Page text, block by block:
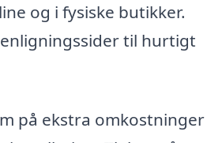
og i fysiske butikker.
til hurtigt
på ekstra omkostninger